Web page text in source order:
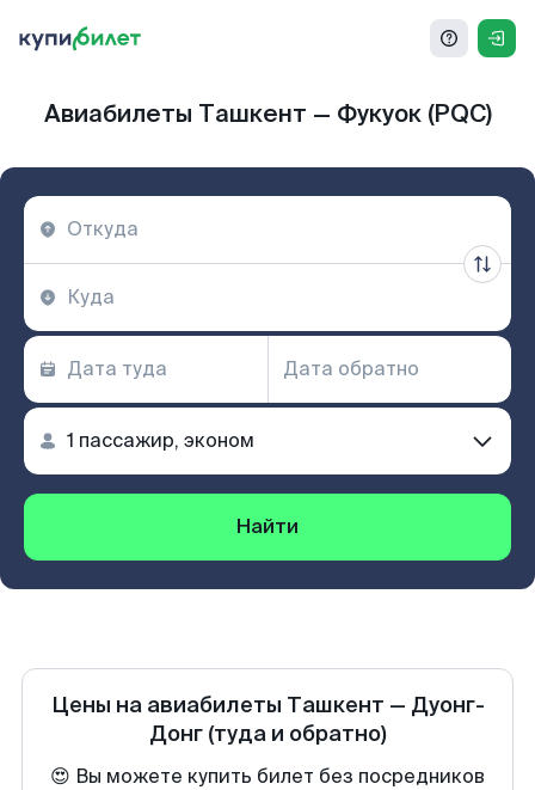
Авиабилеты Ташкент — Фукуок (PQC)
Найти
Цены на авиабилеты Ташкент — Дуонг-
Донг (туда и обратно)
😍 Вы можете купить билет без посредников